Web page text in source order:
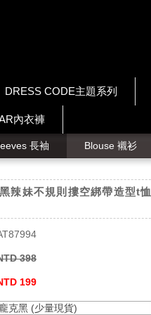
DRESS CODE主題系列
內衣褲
長袖 Blouse 襯衫
辣妹不規則摟空綁帶造型t恤
398
199
龐克黑 (少量現貨)